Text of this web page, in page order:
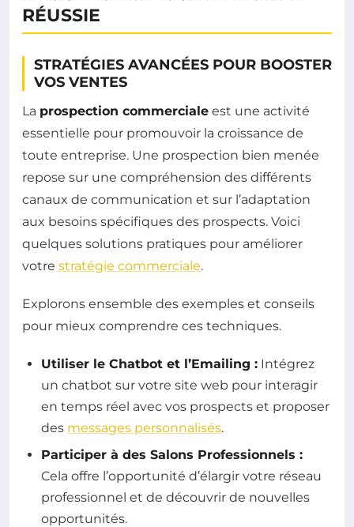
RÉUSSIE
STRATÉGIES AVANCÉES POUR BOOSTER
VOS VENTES
La prospection commerciale est une activité
essentielle pour promouvoir la croissance de
toute entreprise. Une prospection bien menée
repose sur une compréhension des différents
canaux de communication et sur l’adaptation
aux besoins spécifiques des prospects. Voici
quelques solutions pratiques pour améliorer
votre stratégie commerciale.
Explorons ensemble des exemples et conseils
pour mieux comprendre ces techniques.
Utiliser le Chatbot et l’Emailing : Intégrez
un chatbot sur votre site web pour interagir
en temps réel avec vos prospects et proposer
des messages personnalisés.
Participer à des Salons Professionnels :
Cela offre l’opportunité d’élargir votre réseau
professionnel et de découvrir de nouvelles
opportunités.